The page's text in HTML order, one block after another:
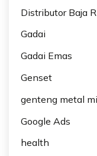
Distributor Baja
Gadai
Gadai Emas
Genset
genteng metal
Google Ads
health